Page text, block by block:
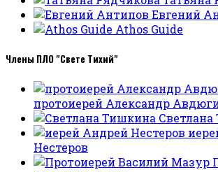
Евгений
Athos Guide
Члены ПЛО "Свете Тихий"
протоиерей Александр
Нестеров